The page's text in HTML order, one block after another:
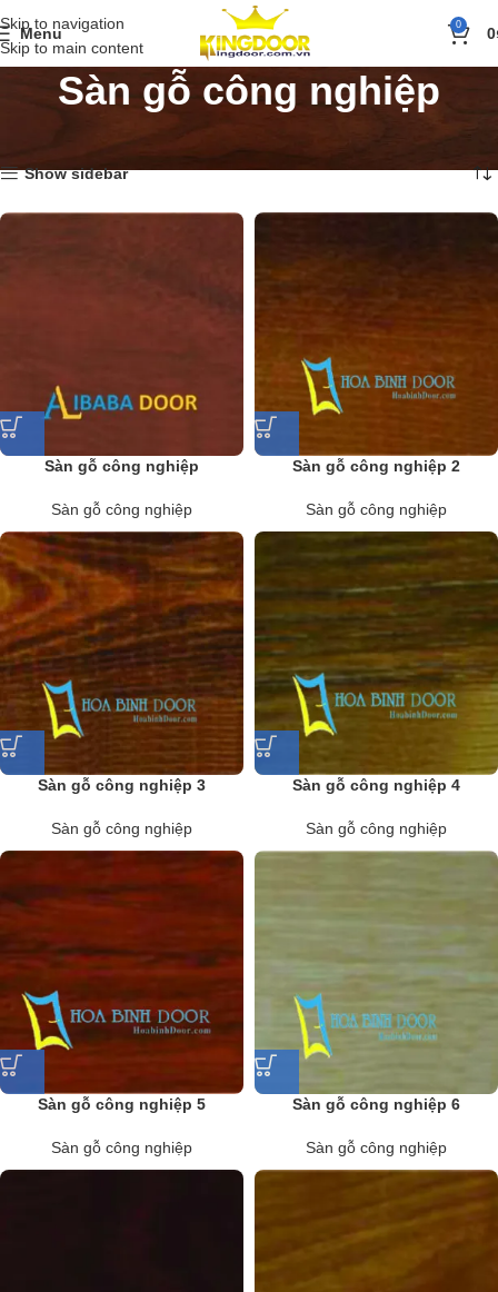
Skip to navigation
Skip to main content
Menu 0 0
Sàn gỗ công nghiệp
Show sidebar
Sàn gỗ công nghiệp
Sàn gỗ công nghiệp
Sàn gỗ công nghiệp 2
Sàn gỗ công nghiệp
Sàn gỗ công nghiệp 3
Sàn gỗ công nghiệp
Sàn gỗ công nghiệp 4
Sàn gỗ công nghiệp
Sàn gỗ công nghiệp 5
Sàn gỗ công nghiệp
Sàn gỗ công nghiệp 6
Sàn gỗ công nghiệp